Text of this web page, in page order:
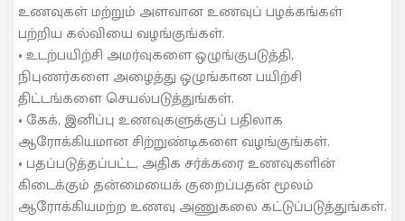
உணவுகள் மற்றும் அளவான உணவுப் பழக்கங்கள்
பற்றிய கல்வியை வழங்குங்கள்.
• உடற்பயிற்சி அமர்வுகளை ஒழுங்குபடுத்தி,
நிபுணர்களை அழைத்து ஒழுங்கான பயிற்சி
திட்டங்களை செயல்படுத்துங்கள்.
• கேக், இனிப்பு உணவுகளுக்குப் பதிலாக
ஆரோக்கியமான சிற்றுண்டிகளை வழங்குங்கள்.
• பதப்படுத்தப்பட்ட, அதிக சர்க்கரை உணவுகளின்
கிடைக்கும் தன்மையைக் குறைப்பதன் மூலம்
ஆரோக்கியமற்ற உணவு அணுகலை கட்டுப்படுத்துங்கள்.